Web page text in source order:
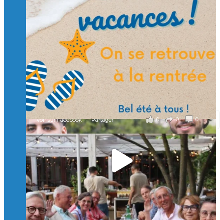
et contribuons ensemble à former les générations
d’ingénieurs de demain. 🙏
Merci à tous !
🎯 Taxe d’apprentissage 2026 : avec l'Isep, investissez pour
un numérique au service de l'humain !
À l’Isep, nous formons des ingénieurs, des bachelors, des
Mastères Spécialisés, qui allient excellence technologique et
valeurs humaines, au cœur de notre pro
...Voir plus
il y a 2 mois
0 0 0
Voir sur Facebook · Partager
🚀Afterwork à Genève 🚀
🥳 Le 22 avril dernier, 14 Alumni vivant / travaillant
en Suisse ont partagé un moment convivial de
retrouvailles et d'échanges !
Merci à tous pour votre présence et à Alexandre